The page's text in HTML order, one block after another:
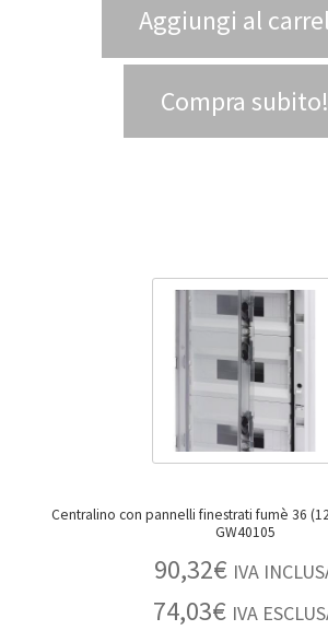
Aggiungi al
Compra subito!
Centralino con pannelli finestrati fumè 36 (12×3)
GW40105
90,32€ IVA
74,03€ IVA